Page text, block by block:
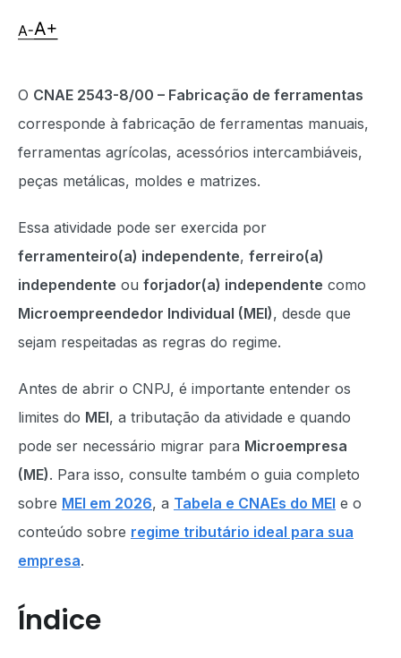
O CNAE 2543-8/00 – Fabricação de ferramentas
corresponde à fabricação de ferramentas manuais,
ferramentas agrícolas, acessórios intercambiáveis,
peças metálicas, moldes e matrizes.
Essa atividade pode ser exercida por
ferramenteiro(a) independente, ferreiro(a)
independente ou forjador(a) independente como
Microempreendedor Individual (MEI), desde que
sejam respeitadas as regras do regime.
Antes de abrir o CNPJ, é importante entender os
limites do MEI, a tributação da atividade e quando
pode ser necessário migrar para Microempresa
(ME). Para isso, consulte também o guia completo
sobre MEI em 2026, a Tabela e CNAEs do MEI e o
conteúdo sobre regime tributário ideal para sua
empresa.
Índice